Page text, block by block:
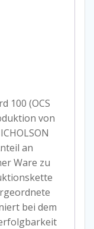
100 (OCS
von
an
Ware zu
bei dem